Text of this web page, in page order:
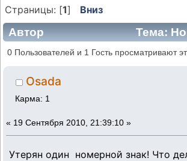
Страницы: [1] Вниз
Автор
Тема:
(Прочитано 6128 раз)
0 Пользователей и 1 Гость просматривают
Osada
Карма: 1
« 19 Сентября 2010, 21:39:10 »
Утерян один номерной знак! Что